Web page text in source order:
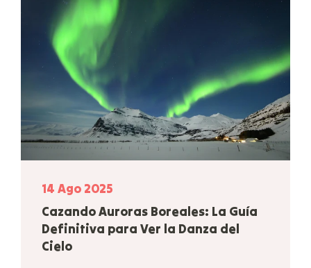
14 Ago 2025
Cazando Auroras Boreales: La Guía
Definitiva para Ver la Danza del
Cielo